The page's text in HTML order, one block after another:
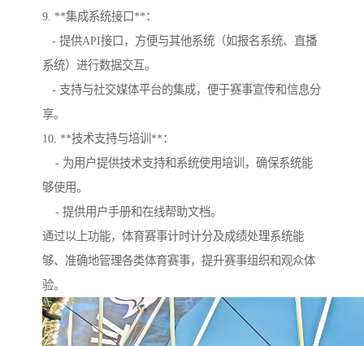
9. **集成系统接口**：
- 提供API接口，方便与其他系统（如报名系统、直播
系统）进行数据交互。
- 支持与社交媒体平台的集成，便于赛事宣传和信息分
享。
10. **技术支持与培训**：
- 为用户提供技术支持和系统使用培训，确保系统能
够使用。
- 提供用户手册和在线帮助文档。
通过以上功能，体育赛事计时计分及成绩处理系统能
够、准确地管理各类体育赛事，提升赛事组织和观众体
验。